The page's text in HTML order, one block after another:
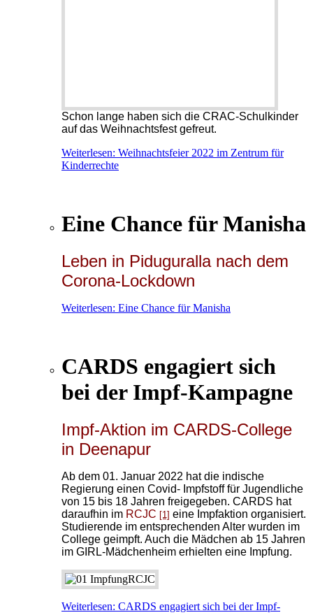
Schon lange haben sich die CRAC-Schulkinder
auf das Weihnachtsfest gefreut.
Weiterlesen: Weihnachtsfeier 2022 im Zentrum für
Kinderrechte
Eine Chance für Manisha
Leben in Piduguralla nach dem
Corona-Lockdown
Weiterlesen: Eine Chance für Manisha
CARDS engagiert sich
bei der Impf-Kampagne
Impf-Aktion im CARDS-College
in Deenapur
Ab dem 01. Januar 2022 hat die indische
Regierung einen Covid- Impfstoff für Jugendliche
von 15 bis 18 Jahren freigegeben. CARDS hat
daraufhin im RCJC [1] eine Impfaktion organisiert.
Studierende im entsprechenden Alter wurden im
College geimpft. Auch die Mädchen ab 15 Jahren
im GIRL-Mädchenheim erhielten eine Impfung.
Weiterlesen: CARDS engagiert sich bei der Impf-